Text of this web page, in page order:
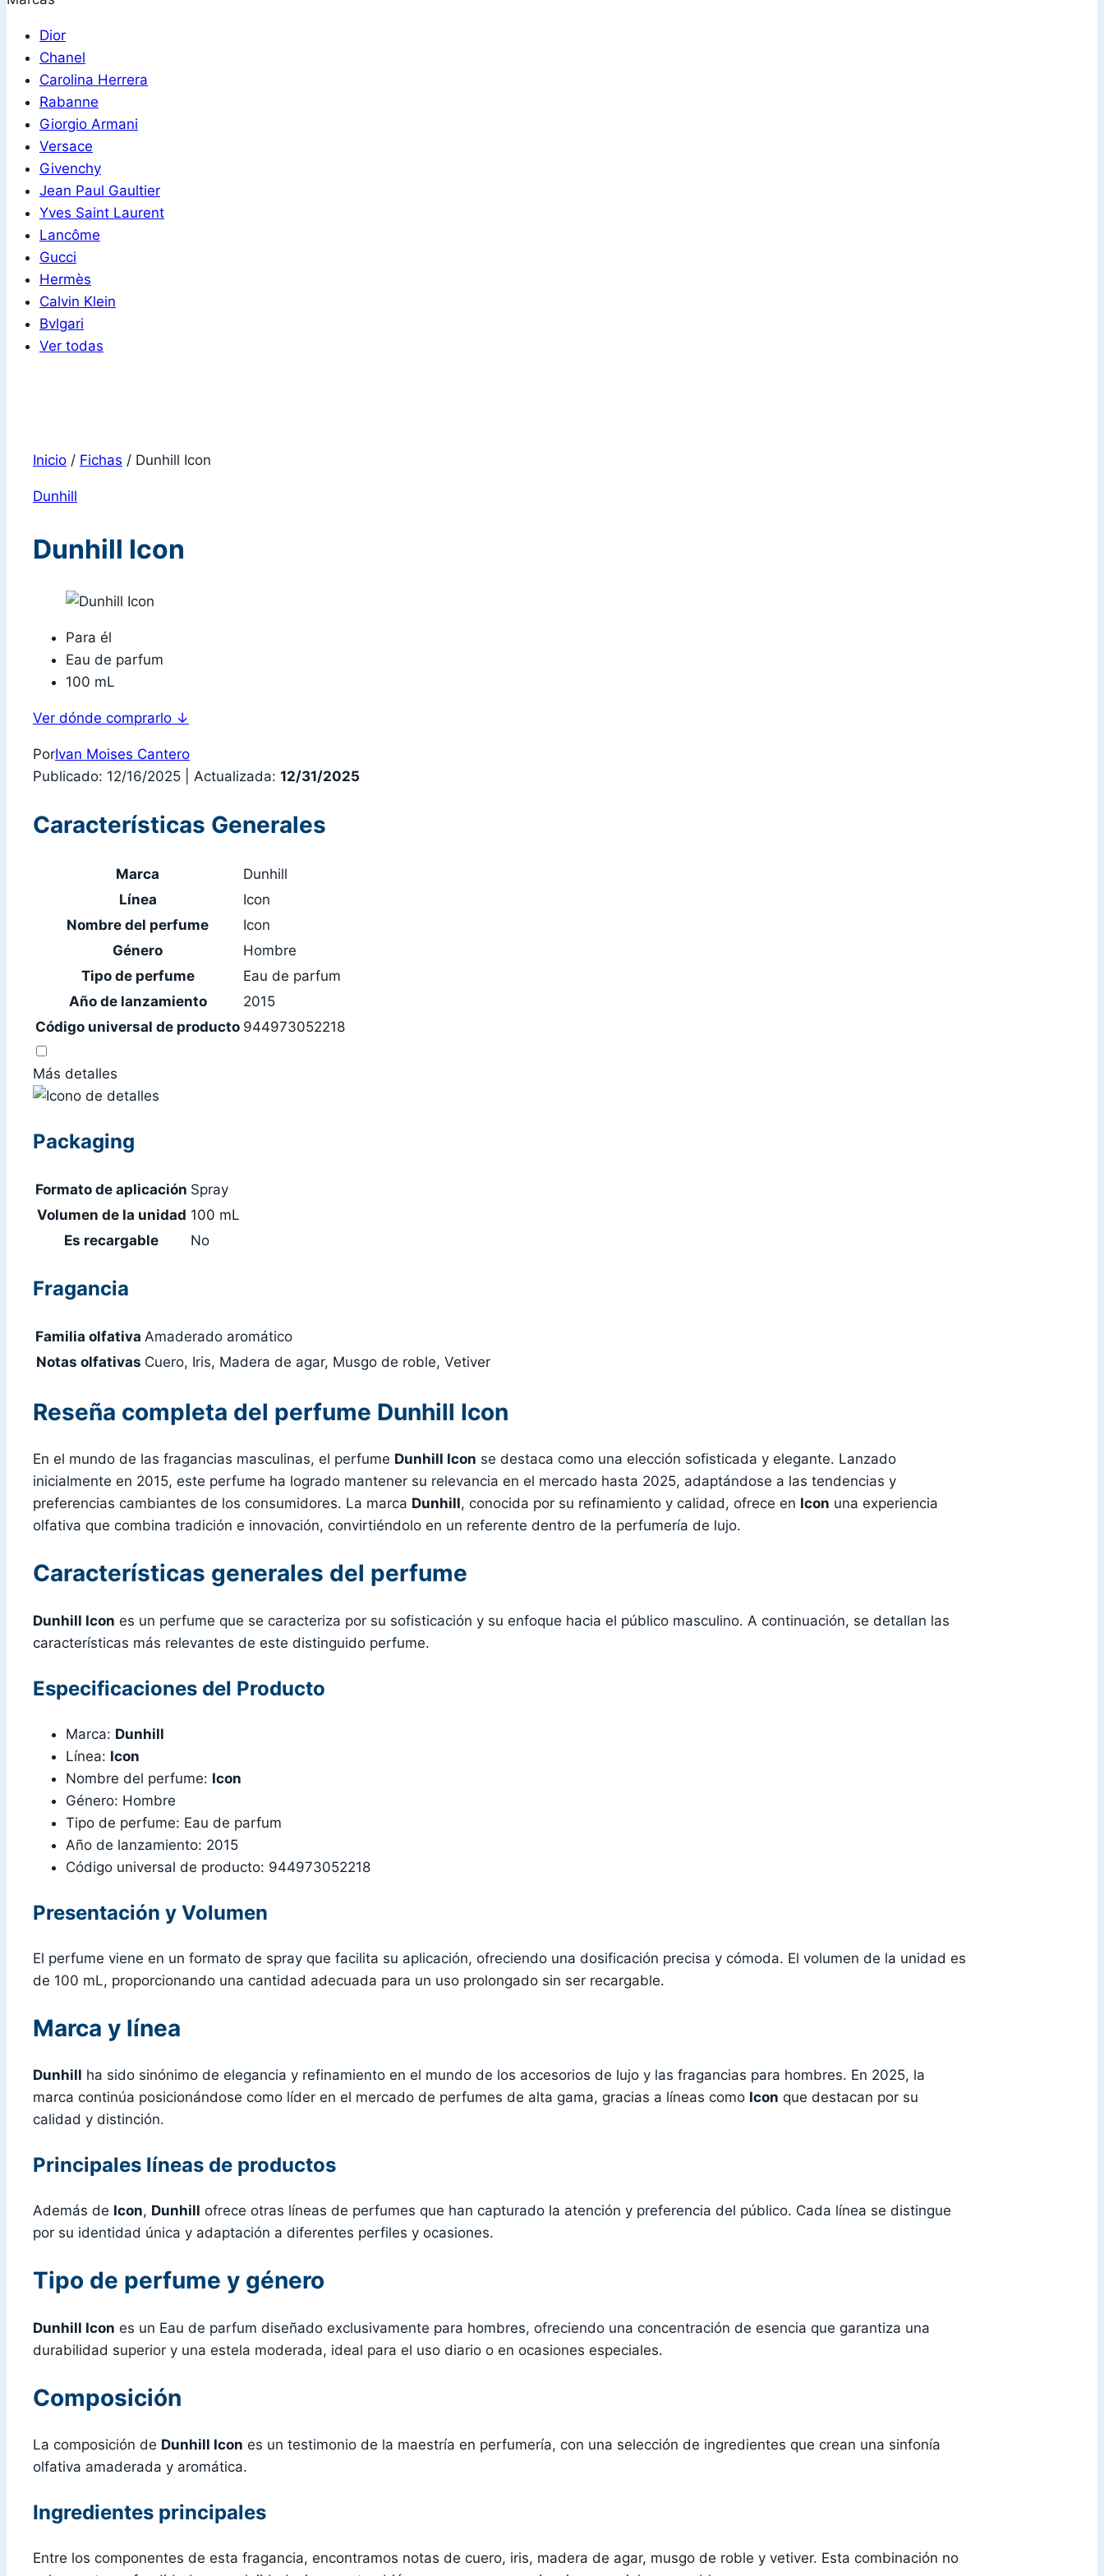
Dior
Chanel
Carolina Herrera
Rabanne
Giorgio Armani
Versace
Givenchy
Jean Paul Gaultier
Yves Saint Laurent
Lancôme
Gucci
Hermès
Calvin Klein
Bvlgari
Ver todas
Inicio / Fichas / Dunhill Icon
Dunhill
Dunhill Icon
Para él
Eau de parfum
100 mL
Ver dónde comprarlo ↓
PorIvan Moises Cantero
Publicado: 12/16/2025
Actualizada: 12/31/2025
Características Generales
Marca
Dunhill
Línea
Icon
Nombre del perfume
Icon
Género
Hombre
Tipo de perfume
Eau de parfum
Año de lanzamiento
2015
Código universal de producto 944973052218
Más detalles
Packaging
Formato de aplicación Spray
Volumen de la unidad 100 mL
Es recargable
No
Fragancia
Familia olfativa Amaderado aromático
Notas olfativas Cuero, Iris, Madera de agar, Musgo de roble, Vetiver
Reseña completa del perfume Dunhill Icon
En el mundo de las fragancias masculinas, el perfume Dunhill Icon se destaca como una elección sofisticada y elegante. Lanzado
inicialmente en 2015, este perfume ha logrado mantener su relevancia en el mercado hasta 2025, adaptándose a las tendencias y
preferencias cambiantes de los consumidores. La marca Dunhill, conocida por su refinamiento y calidad, ofrece en Icon una experiencia
olfativa que combina tradición e innovación, convirtiéndolo en un referente dentro de la perfumería de lujo.
Características generales del perfume
Dunhill Icon es un perfume que se caracteriza por su sofisticación y su enfoque hacia el público masculino. A continuación, se detallan las
características más relevantes de este distinguido perfume.
Especificaciones del Producto
Marca: Dunhill
Línea: Icon
Nombre del perfume: Icon
Género: Hombre
Tipo de perfume: Eau de parfum
Año de lanzamiento: 2015
Código universal de producto: 944973052218
Presentación y Volumen
El perfume viene en un formato de spray que facilita su aplicación, ofreciendo una dosificación precisa y cómoda. El volumen de la unidad es
de 100 mL, proporcionando una cantidad adecuada para un uso prolongado sin ser recargable.
Marca y línea
Dunhill ha sido sinónimo de elegancia y refinamiento en el mundo de los accesorios de lujo y las fragancias para hombres. En 2025, la
marca continúa posicionándose como líder en el mercado de perfumes de alta gama, gracias a líneas como Icon que destacan por su
calidad y distinción.
Principales líneas de productos
Además de Icon, Dunhill ofrece otras líneas de perfumes que han capturado la atención y preferencia del público. Cada línea se distingue
por su identidad única y adaptación a diferentes perfiles y ocasiones.
Tipo de perfume y género
Dunhill Icon es un Eau de parfum diseñado exclusivamente para hombres, ofreciendo una concentración de esencia que garantiza una
durabilidad superior y una estela moderada, ideal para el uso diario o en ocasiones especiales.
Composición
La composición de Dunhill Icon es un testimonio de la maestría en perfumería, con una selección de ingredientes que crean una sinfonía
olfativa amaderada y aromática.
Ingredientes principales
Entre los componentes de esta fragancia, encontramos notas de cuero, iris, madera de agar, musgo de roble y vetiver. Esta combinación no